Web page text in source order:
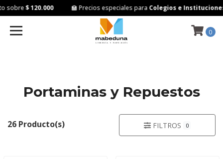
sobre$ 120.000 🏫 Precios especiales paraColegios e Instituciones
0
Portaminas y Repuestos
26 Producto(s) FILTROS 0